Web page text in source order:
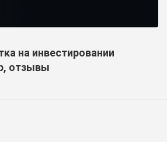
на инвестировании
отзывы